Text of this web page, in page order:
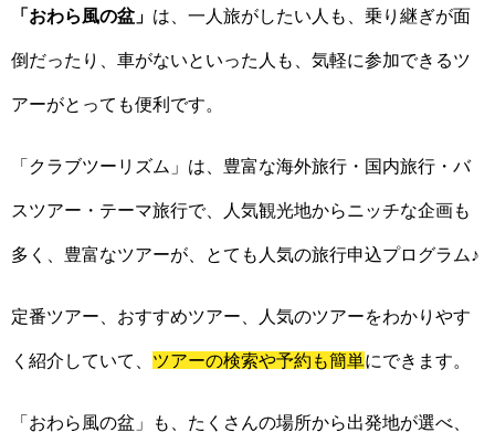
「おわら風の盆」 は、一人旅がしたい人も、乗り継ぎが面
倒だったり、車がないといった人も、気軽に参加できるツ
アーがとっても便利です。
「クラブツーリズム」は、豊富な海外旅行・国内旅行・バ
スツアー・テーマ旅行で、人気観光地からニッチな企画も
多く、豊富なツアーが、とても人気の旅行申込プログラム♪
定番ツアー、おすすめツアー、人気のツアーをわかりやす
く紹介していて、 ツアーの検索や予約も簡単 にできます。
「おわら風の盆」も、たくさんの場所から出発地が選べ、